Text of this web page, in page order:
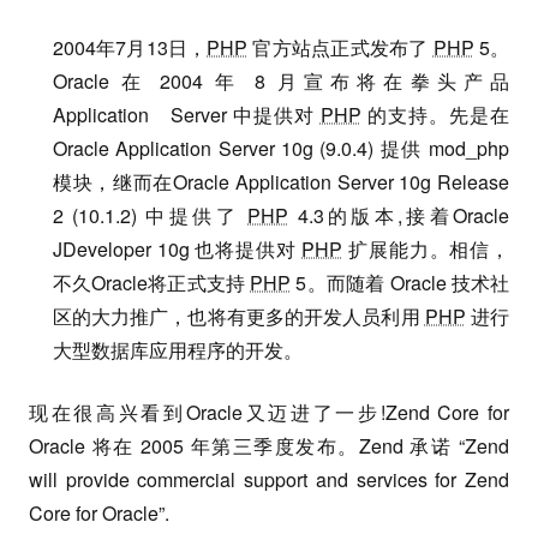
2004年7月13日， PHP 官方站点正式发布了 PHP 5。
Oracle 在 2004 年 8 月宣布将在拳头产品
Application Server 中提供对 PHP 的支持。先是在
Oracle Application Server 10g (9.0.4) 提供 mod_php
模块，继而在Oracle Application Server 10g Release
2 (10.1.2) 中提供了 PHP 4.3的版本,接着Oracle
JDeveloper 10g 也将提供对 PHP 扩展能力。相信，
不久Oracle将正式支持 PHP 5。而随着 Oracle 技术社
区的大力推广，也将有更多的开发人员利用 PHP 进行
大型数据库应用程序的开发。
现在很高兴看到Oracle又迈进了一步!Zend Core for
Oracle 将在 2005 年第三季度发布。Zend 承诺 “Zend
will provide commercial support and services for Zend
Core for Oracle”.